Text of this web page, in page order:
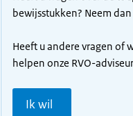
bewijsstukken? Neem
Heeft u andere vragen of
helpen onze RVO-
Ik wil